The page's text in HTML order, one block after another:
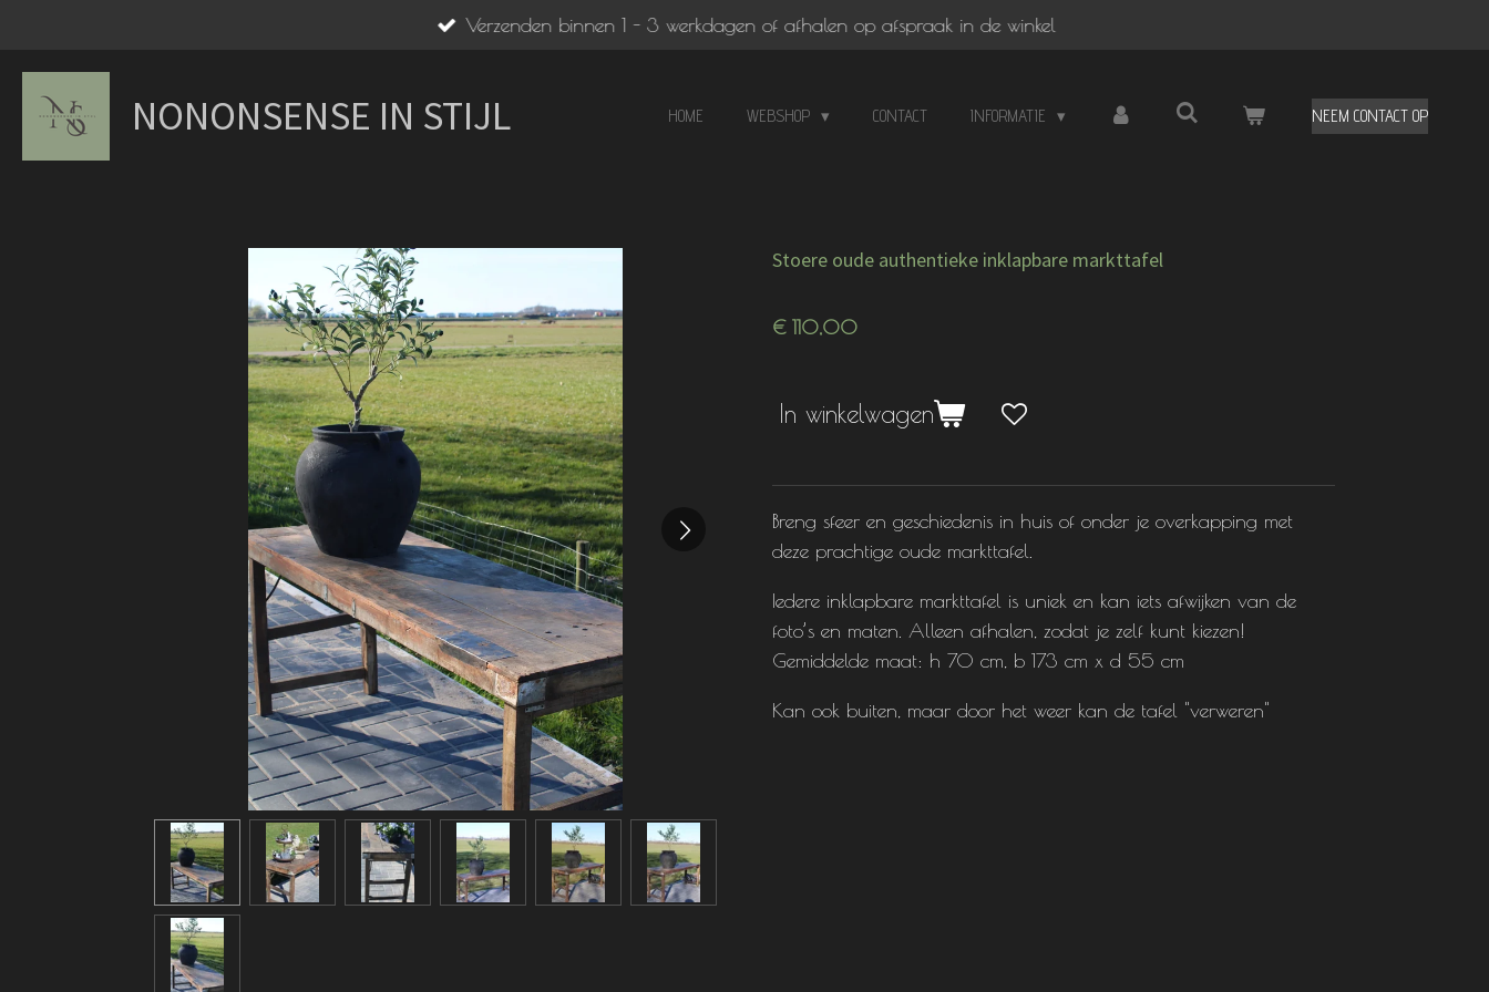
Verzenden binnen 1 - 3 werkdagen of afhalen op afspraak in de winkel
NONONSENSE IN STIJL HOME WEBSHOP CONTACT INFORMATIE NEEM CONTACT OP
Stoere oude authentieke inklapbare markttafel
€ 110,00
In winkelwagen
Breng sfeer en geschiedenis in huis of onder je overkapping met
deze prachtige oude markttafel.
Iedere inklapbare markttafel is uniek en kan iets afwijken van de
foto’s en maten. Alleen afhalen, zodat je zelf kunt kiezen!
Gemiddelde maat: h 70 cm, b 173 cm x d 55 cm
Kan ook buiten, maar door het weer kan de tafel "verweren"